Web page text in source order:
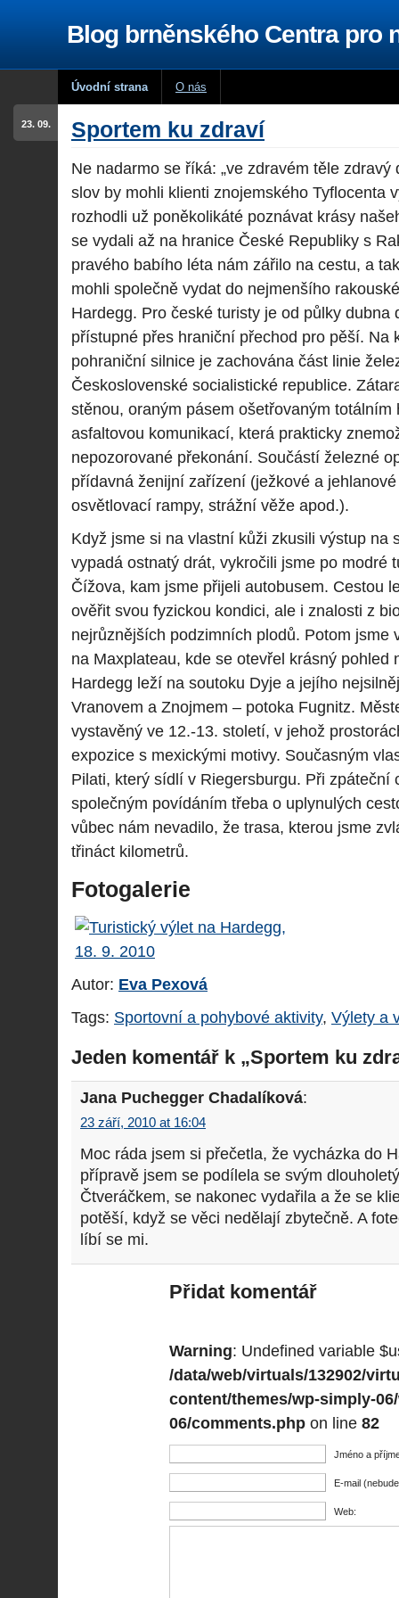
Blog brněnského Centra pro
Úvodní strana O nás
Sportem ku zdraví
23. 09.
Ne nadarmo se říká: „ve zdravém těle zdravý
slov by mohli klienti znojemského Tyflocenta
rozhodli už poněkolikáté poznávat krásy
se vydali až na hranice České Republiky s
pravého babího léta nám zářilo na cestu, a
mohli společně vydat do nejmenšího
Hardegg. Pro české turisty je od půlky dubna
přístupné přes hraniční přechod pro pěší. Na
pohraniční silnice je zachována část linie
Československé socialistické republice.
stěnou, oraným pásem ošetřovaným totálním
asfaltovou komunikací, která prakticky
nepozorované překonání. Součástí železné
přídavná ženijní zařízení (ježkové a
osvětlovací rampy, strážní věže apod.).
Když jsme si na vlastní kůži zkusili výstup na
vypadá ostnatý drát, vykročili jsme po modré
Čížova, kam jsme přijeli autobusem. Cestou
ověřit svou fyzickou kondici, ale i znalosti z
nejrůznějších podzimních plodů. Potom jsme
na Maxplateau, kde se otevřel krásný pohled
Hardegg leží na soutoku Dyje a jejího
Vranovem a Znojmem – potoka Fugnitz.
vystavěný ve 12.-13. století, v jehož
expozice s mexickými motivy. Současným
Pilati, který sídlí v Riegersburgu. Při zpáteční
společným povídáním třeba o uplynulých
vůbec nám nevadilo, že trasa, kterou jsme
třináct kilometrů.
Fotogalerie
Autor: Eva Pexová
Tags: Sportovní a pohybové aktivity, Výlety a
Jeden komentář k „Sportem ku
Jana Puchegger Chadalíková:
23 září, 2010 at 16:04
Moc ráda jsem si přečetla, že vycházka do
přípravě jsem se podílela se svým
Čtveráčkem, se nakonec vydařila a že se
potěší, když se věci nedělají zbytečně. A
líbí se mi.
Přidat komentář
Warning: Undefined variable
/data/web/virtuals/132902/
content/themes/wp-simply-
06/comments.php on line 82
Jméno a
E-mail
Web: